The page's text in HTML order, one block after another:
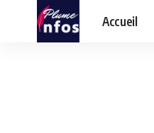
Accueil